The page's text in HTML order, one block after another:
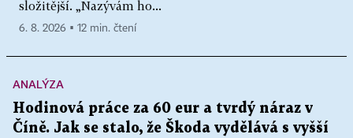
složitější. „Nazývám ho...
6. 8. 2026 ▪ 12 min. čtení
ANALÝZA
Hodinová práce za 60 eur a tvrdý náraz v
Číně. Jak se stalo, že Škoda vydělává s vyšší